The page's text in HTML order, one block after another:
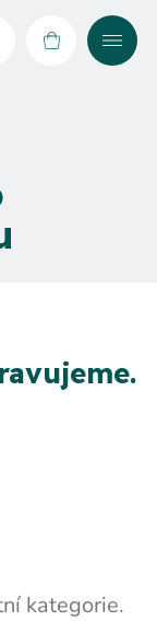
NÁKUPNÍ
kategorie.